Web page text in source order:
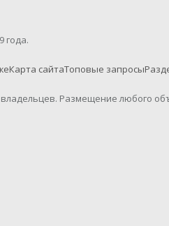
года.
Карта сайтаТоповые запросы
Размещение любого